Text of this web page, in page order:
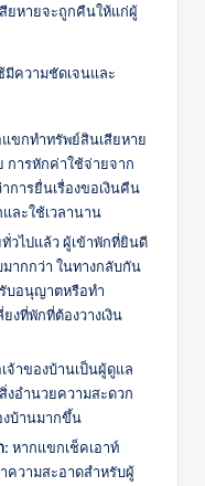
สียหายจะถูกคืนให้แก่ผู้
มีความชัดเจนและ
แขกทำทรัพย์สินเสียหาย
ารหักค่าใช้จ่ายจาก
การยื่นเรื่องขอเงินคืน
ละใช้เวลานาน
วไปแล้ว ผู้เข้าพักที่ยินดี
ากกว่า ในทางกลับกัน
บอนุญาตหรือทำ
งที่พักที่ต้องวางเงิน
เจ้าของบ้านเป็นผู้ดูแล
งอำนวยความสะดวก
งบ้านมากขึ้น
: หากแขกเช็คเอาท์
ความสะอาดสำหรับผู้